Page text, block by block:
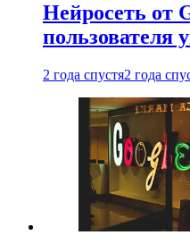
Нейросеть от
пользователя
2 года спустя2 года